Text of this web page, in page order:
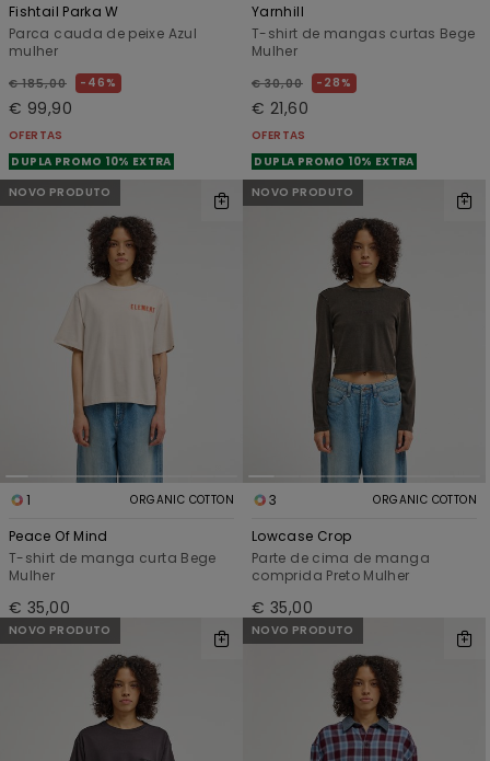
Fishtail Parka W
Parca cauda de peixe Azul
mulher
€ 185,00 46%
€ 99,90
OFERTAS
DUPLA PROMO 10% EXTRA
Yarnhill
T-shirt de mangas curtas Bege
Mulher
€ 30,00 28%
€ 21,60
OFERTAS
DUPLA PROMO 10% EXTRA
NOVO PRODUTO
1 ORGANIC COTTON
Peace Of Mind
T-shirt de manga curta Bege
Mulher
€ 35,00
NOVO PRODUTO
3 ORGANIC COTTON
Lowcase Crop
Parte de cima de manga
comprida Preto Mulher
€ 35,00
NOVO PRODUTO NOVO PRODUTO